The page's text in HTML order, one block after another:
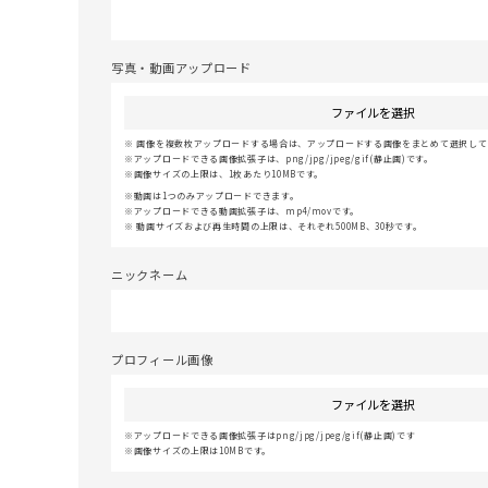
写真・動画アップロード
ファイルを選択
画像を複数枚アップロードする場合は、アップロードする画像をまとめて選択し
アップロードできる画像拡張子は、png/jpg/jpeg/gif(静止画)です。
画像サイズの上限は、1枚あたり10MBです。
動画は1つのみアップロードできます。
アップロードできる動画拡張子は、mp4/movです。
動画サイズおよび再生時間の上限は、それぞれ500MB、30秒です。
ニックネーム
プロフィール画像
ファイルを選択
アップロードできる画像拡張子はpng/jpg/jpeg/gif(静止画)です
画像サイズの上限は10MBです。